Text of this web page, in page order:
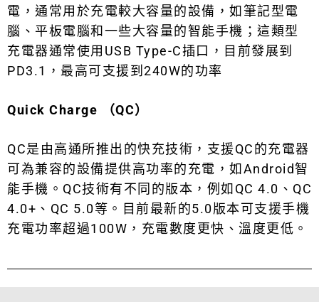
電，通常用於充電較大容量的設備，如筆記型電
腦、平板電腦和一些大容量的智能手機；這類型
充電器通常使用USB Type-C插口，目前發展到
PD3.1，最高可支援到240W的功率
Quick Charge （QC）
QC是由高通所推出的快充技術，支援QC的充電器
可為兼容的設備提供高功率的充電，如Android智
能手機。QC技術有不同的版本，例如QC 4.0、QC
4.0+、QC 5.0等。目前最新的5.0版本可支援手機
充電功率超過100W，充電數度更快、溫度更低。